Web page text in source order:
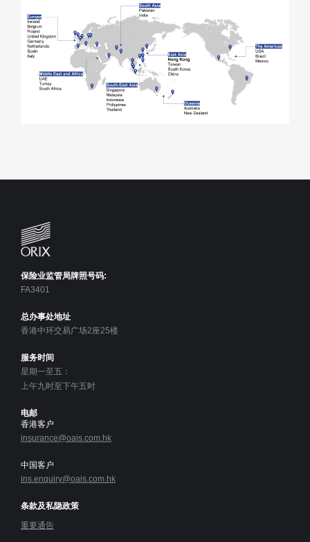
保险业监管局牌照号码:
FA3401
总办事处地址
香港中环交易广场2座25楼
服务时间
星期一至五：
上午九时至下午五时
电邮
香港客户
insurance@oais.com.hk
中国客户
ins.enquiry@oais.com.hk
条款及私隐政策
重要通告